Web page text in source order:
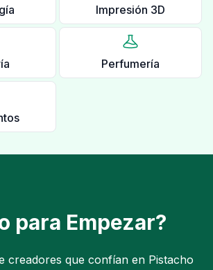
Impresión 3D
Perfumería
para Empezar?
creadores que confían en Pistacho